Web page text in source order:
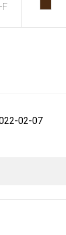
F
02-07